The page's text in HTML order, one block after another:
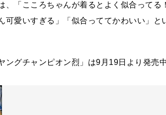
、「こころちゃんが着るとよく似合ってる
可愛いすぎる」「似合っててかわいい」と
グチャンピオン烈」は9月19日より発売中